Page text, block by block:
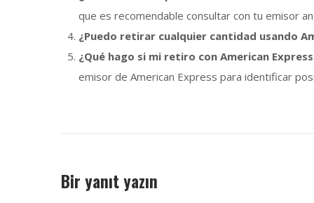
que es recomendable consultar con tu emisor
¿Puedo retirar cualquier cantidad usando
¿Qué hago si mi retiro con American
emisor de American Express para identificar
Bir yanıt yazın